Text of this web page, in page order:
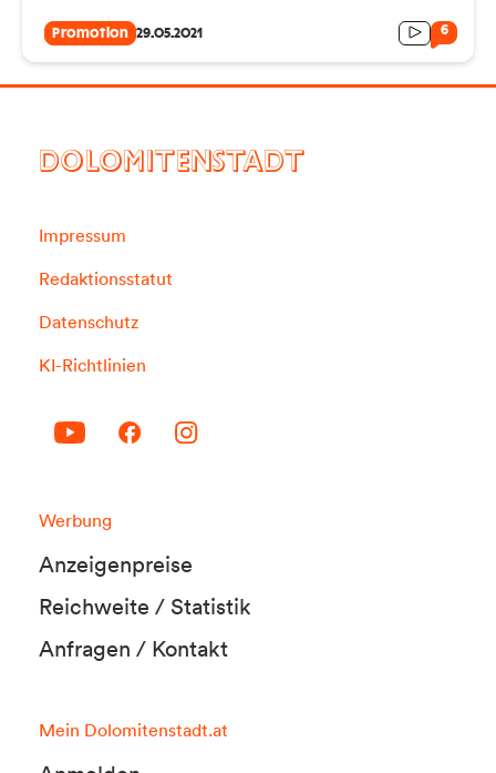
Promotion 29.05.2021 6
DOLOMITENSTADT
Impressum
Redaktionsstatut
Datenschutz
KI-Richtlinien
Werbung
Anzeigenpreise
Reichweite / Statistik
Anfragen / Kontakt
Mein Dolomitenstadt.at